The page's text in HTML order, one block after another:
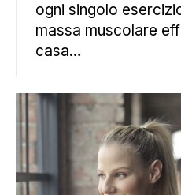
ogni singolo
massa muscolare
casa…